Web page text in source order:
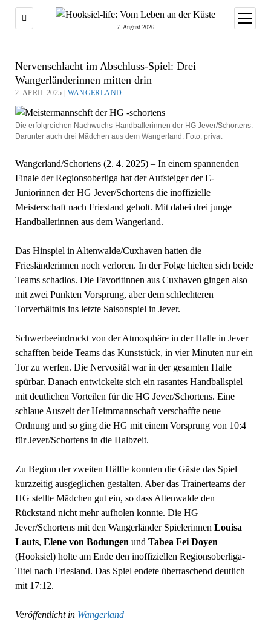
7. August 2026
Menü
öffnen
Nervenschlacht im Abschluss-Spiel: Drei
Wangerländerinnen mitten drin
2. APRIL 2025 | WANGERLAND
Die erfolgreichen Nachwuchs-Handballerinnen der HG Jever/Schortens.
Darunter auch drei Mädchen aus dem Wangerland. Foto: privat
Wangerland/Schortens (2. 4. 2025) – In einem spannenden
Finale der Regionsoberliga hat der Aufsteiger der E-
Juniorinnen der HG Jever/Schortens die inoffizielle
Meisterschaft nach Friesland geholt. Mit dabei drei junge
Handballerinnen aus dem Wangerland.
Das Hinspiel in Altenwalde/Cuxhaven hatten die
Friesländerinnen noch verloren. In der Folge hielten sich beide
Teams schadlos. Die Favoritinnen aus Cuxhaven gingen also
mit zwei Punkten Vorsprung, aber dem schlechteren
Torverhältnis ins letzte Saisonspiel in Jever.
Schwerbeeindruckt von der Atmosphäre in der Halle in Jever
schafften beide Teams das Kunststück, in vier Minuten nur ein
Tor zu werfen. Die Nervosität war in der gesamten Halle
spürbar. Danach entwickelte sich ein rasantes Handballspiel
mit deutlichen Vorteilen für die HG Jever/Schortens. Eine
schlaue Auszeit der Heimmannschaft verschaffte neue
Ordnung und so ging die HG mit einem Vorsprung von 10:4
für Jever/Schortens in die Halbzeit.
Zu Beginn der zweiten Hälfte konnten die Gäste das Spiel
kurzzeitig ausgeglichen gestalten. Aber das Trainerteams der
HG stellte Mädchen gut ein, so dass Altenwalde den
Rückstand nicht mehr aufholen konnte. Die HG
Jever/Schortens mit den Wangerländer Spielerinnen Louisa
Lauts, Elene von Bodungen und Tabea Fei Doyen
(Hooksiel) holte am Ende den inoffiziellen Regionsoberliga-
Titel nach Friesland. Das Spiel endete überraschend deutlich
mit 17:12.
Veröffentlicht in Wangerland